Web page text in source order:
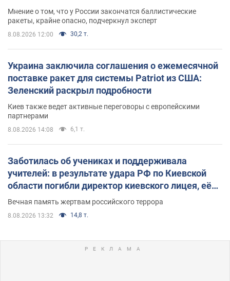
Мнение о том, что у России закончатся баллистические
ракеты, крайне опасно, подчеркнул эксперт
8.08.2026 12:00 30,2 т.
Украина заключила соглашения о ежемесячной
поставке ракет для системы Patriot из США:
Зеленский раскрыл подробности
Киев также ведет активные переговоры с европейскими
партнерами
8.08.2026 14:08 6,1 т.
Заботилась об учениках и поддерживала
учителей: в результате удара РФ по Киевской
области погибли директор киевского лицея, её
муж и внук
Вечная память жертвам российского террора
8.08.2026 13:32 14,8 т.